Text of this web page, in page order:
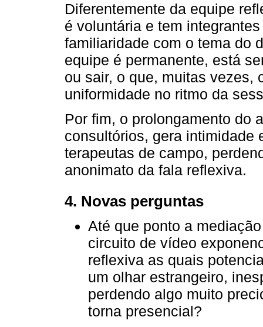
Diferentemente da equipe
é voluntária e tem
familiaridade com o tema do
equipe é permanente, está
ou sair, o que, muitas vezes,
uniformidade no ritmo da
Por fim, o prolongamento do
consultórios, gera intimidade
terapeutas de campo,
anonimato da fala reflexiva.
4. Novas perguntas
Até que ponto a
circuito de vídeo
reflexiva as quais
um olhar estrangeiro,
perdendo algo muito
torna presencial?